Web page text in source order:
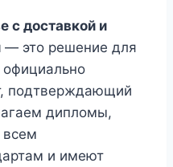
с доставкой и
— это решение для
официально
подтверждающий
дипломы,
всем
и имеют